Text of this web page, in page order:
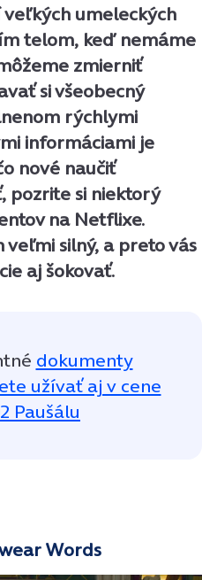
veľkých umeleckých
telom, keď nemáme
zmierniť
si všeobecný
rýchlymi
informáciami je
nové naučiť
pozrite si niektorý
na Netflixe.
silný, a preto vás
aj šokovať.
dokumenty
užívať aj v cene
Paušálu
Words